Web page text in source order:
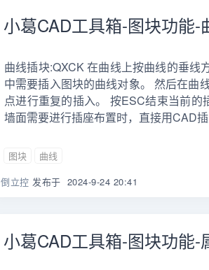
小葛CAD工具箱-图块功能-
曲线插块:QXCK 在曲线上按曲线的垂线
中需要插入图块的曲线对象。 然后在曲
点进行重复的插入。 按ESC结束当前
墙面需要进行插座布置时，直接用CAD
图块
曲线
倒立控 发布于 2024-9-24 20:41
小葛CAD工具箱-图块功能-